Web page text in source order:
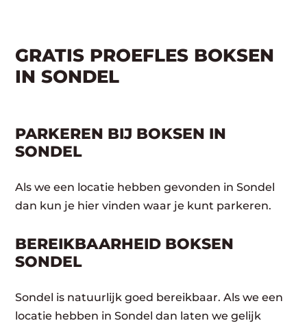
GRATIS PROEFLES BOKSEN
IN SONDEL
PARKEREN BIJ BOKSEN IN
SONDEL
Als we een locatie hebben gevonden in Sondel
dan kun je hier vinden waar je kunt parkeren.
BEREIKBAARHEID BOKSEN
SONDEL
Sondel is natuurlijk goed bereikbaar. Als we een
locatie hebben in Sondel dan laten we gelijk